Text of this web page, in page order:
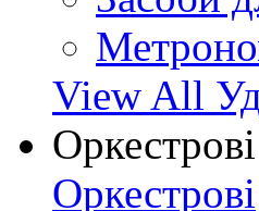
View All
Оркестрові